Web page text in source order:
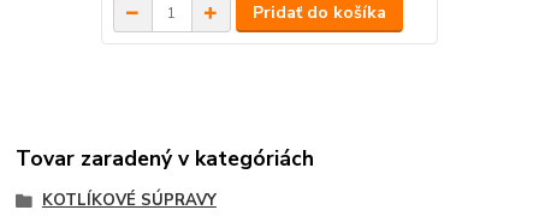
Pridať do košíka
Tovar zaradený v kategóriách
KOTLÍKOVÉ SÚPRAVY